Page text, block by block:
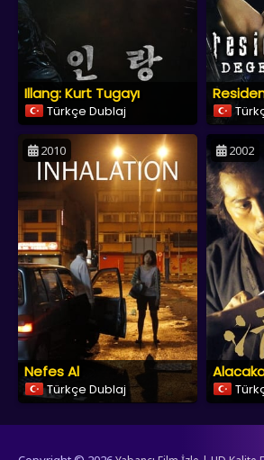
Illang: Kurt Tugayı
Türkçe Dublaj
2010
Nefes Al
Türkçe Dublaj
2002